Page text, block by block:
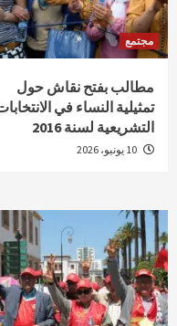
مجتمع
مطالب بفتح نقاش حول
تمثيلية النساء في
التشريعية لسنة 2016